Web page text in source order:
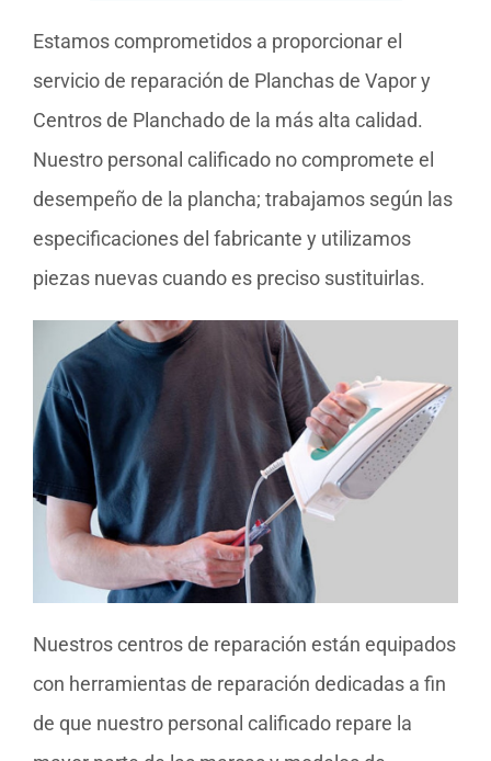
Estamos comprometidos a proporcionar el
servicio de reparación de Planchas de Vapor y
Centros de Planchado de la más alta calidad.
Nuestro personal calificado no compromete el
desempeño de la plancha; trabajamos según las
especificaciones del fabricante y utilizamos
piezas nuevas cuando es preciso sustituirlas.
Nuestros centros de reparación están equipados
con herramientas de reparación dedicadas a fin
de que nuestro personal calificado repare la